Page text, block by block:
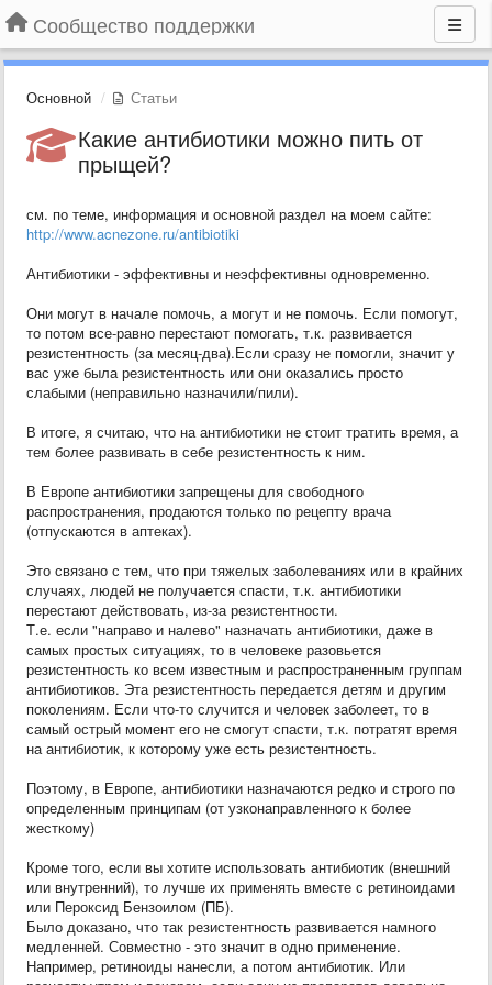
Сообщество поддержки
Основной Статьи
Какие антибиотики можно пить от
прыщей?
см. по теме, информация и основной раздел на моем сайте:
http://www.acnezone.ru/antibiotiki
Антибиотики - эффективны и неэффективны одновременно.
Они могут в начале помочь, а могут и не помочь. Если помогут,
то потом все-равно перестают помогать, т.к. развивается
резистентность (за месяц-два).Если сразу не помогли, значит у
вас уже была резистентность или они оказались просто
слабыми (неправильно назначили/пили).
В итоге, я считаю, что на антибиотики не стоит тратить время, а
тем более развивать в себе резистентность к ним.
В Европе антибиотики запрещены для свободного
распространения, продаются только по рецепту врача
(отпускаются в аптеках).
Это связано с тем, что при тяжелых заболеваниях или в крайних
случаях, людей не получается спасти, т.к. антибиотики
перестают действовать, из-за резистентности.
Т.е. если "направо и налево" назначать антибиотики, даже в
самых простых ситуациях, то в человеке разовьется
резистентность ко всем известным и распространенным группам
антибиотиков. Эта резистентность передается детям и другим
поколениям. Если что-то случится и человек заболеет, то в
самый острый момент его не смогут спасти, т.к. потратят время
на антибиотик, к которому уже есть резистентность.
Поэтому, в Европе, антибиотики назначаются редко и строго по
определенным принципам (от узконаправленного к более
жесткому)
Кроме того, если вы хотите использовать антибиотик (внешний
или внутренний), то лучше их применять вместе с ретиноидами
или Пероксид Бензоилом (ПБ).
Было доказано, что так резистентность развивается намного
медленней. Совместно - это значит в одно применение.
Например, ретиноиды нанесли, а потом антибиотик. Или